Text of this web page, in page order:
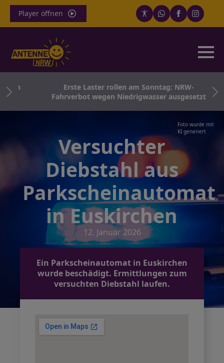
Player öffnen
Erste Laster rollen am Sonntag: NRW-
Fahrverbot wegen Niedrigwasser ausgesetzt
Foto wurde mit
KI generiert
Versuchter
Diebstahl aus
Parkscheinautomat
in Euskirchen
12. Januar 2026
Ein Parkscheinautomat in Euskirchen
wurde beschädigt. Ermittlungen zum
versuchten Diebstahl laufen.